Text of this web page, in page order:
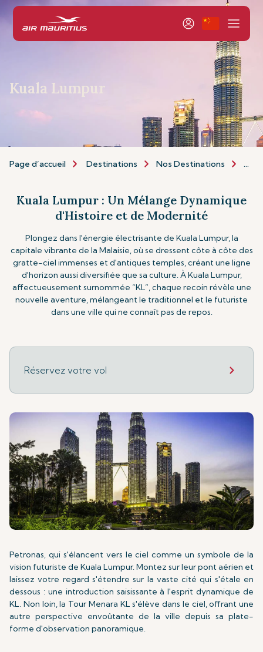
Kuala Lumpur
Page d’accueil Destinations Nos Destinations
Kuala Lumpur : Un Mélange Dynamique
d'Histoire et de Modernité
Plongez dans l'énergie électrisante de Kuala Lumpur, la
capitale vibrante de la Malaisie, où se dressent côte à côte des
gratte-ciel immenses et d'antiques temples, créant une ligne
d'horizon aussi diversifiée que sa culture. À Kuala Lumpur,
affectueusement surnommée “KL”, chaque recoin révèle une
nouvelle aventure, mélangeant le traditionnel et le futuriste
dans une ville qui ne connaît pas de repos.
Réservez votre vol
Petronas, qui s'élancent vers le ciel comme un symbole de la
vision futuriste de Kuala Lumpur. Montez sur leur pont aérien et
laissez votre regard s'étendre sur la vaste cité qui s'étale en
dessous : une introduction saisissante à l'esprit dynamique de
KL. Non loin, la Tour Menara KL s'élève dans le ciel, offrant une
autre perspective envoûtante de la ville depuis sa plate-
forme d'observation panoramique.